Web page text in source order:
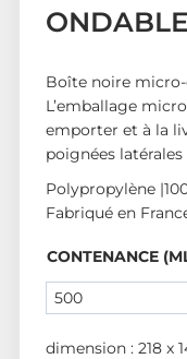
Boîte noire
L’emballage
emporter et à la
poignées
Polypropylène
Fabriqué en
CONTENANCE
dimension : 218 x